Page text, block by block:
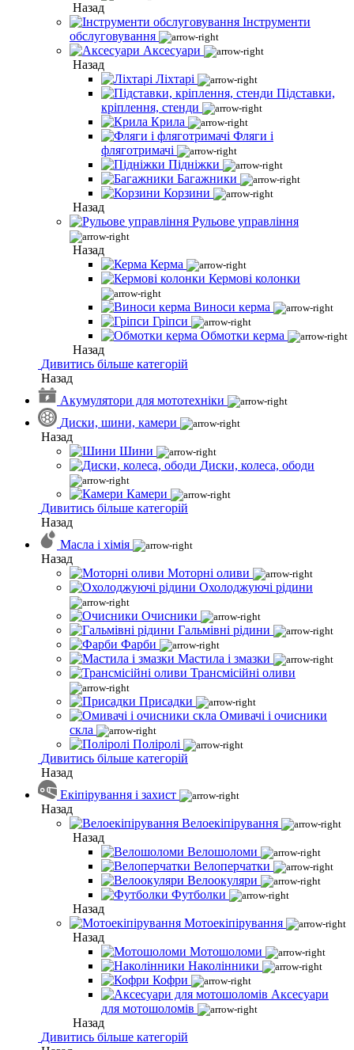
Назад
Інструменти
обслуговування
Аксесуари
Назад
Ліхтарі
Підставки,
кріплення, стенди
Крила
Фляги і
фляготримачі
Підніжки
Багажники
Корзини
Назад
Рульове управління
Назад
Керма
Кермові колонки
Виноси керма
Гріпси
Обмотки керма
Назад
Дивитись більше категорій
Назад
Акумулятори для мототехніки
Диски, шини, камери
Назад
Шини
Диски, колеса, ободи
Камери
Дивитись більше категорій
Назад
Масла і хімія
Назад
Моторні оливи
Охолоджуючі рідини
Очисники
Гальмівні рідини
Фарби
Мастила і змазки
Трансмісійні оливи
Присадки
Омивачі і очисники
скла
Поліролі
Дивитись більше категорій
Назад
Екіпірування і захист
Назад
Велоекіпірування
Назад
Велошоломи
Велоперчатки
Велоокуляри
Футболки
Назад
Мотоекіпірування
Назад
Мотошоломи
Наколінники
Кофри
Аксесуари
для мотошоломів
Назад
Дивитись більше категорій